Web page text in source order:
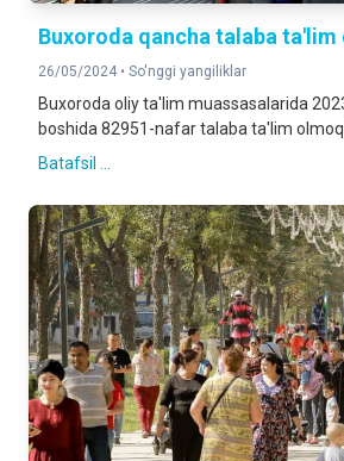
Buxoroda qancha talaba
26/05/2024 • So'nggi yangiliklar
Buxoroda oliy ta'lim muassasalarida
boshida 82951-nafar talaba ta'lim
Batafsil ...